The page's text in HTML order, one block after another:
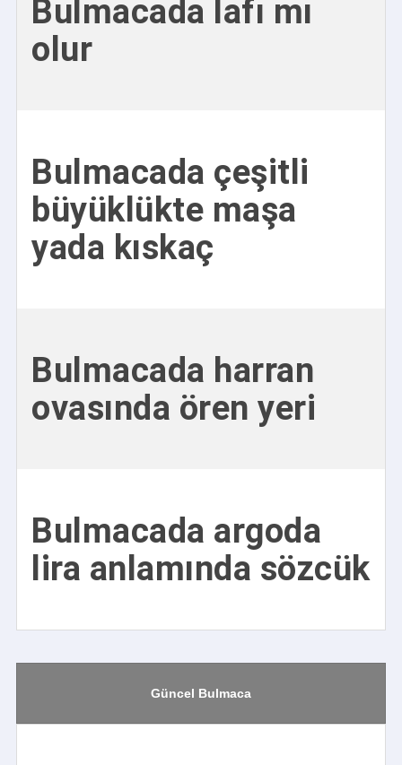
Bulmacada lafı mı
olur
Bulmacada çeşitli
büyüklükte maşa
yada kıskaç
Bulmacada harran
ovasında ören yeri
Bulmacada argoda
lira anlamında sözcük
Güncel Bulmaca